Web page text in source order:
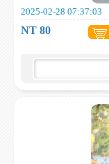
2025-02-28 07:37:03
NT 80